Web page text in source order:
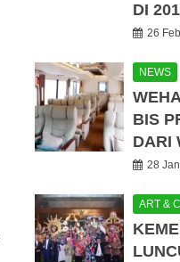
DI
26
NEWS
BIS
DARI
28
ART &